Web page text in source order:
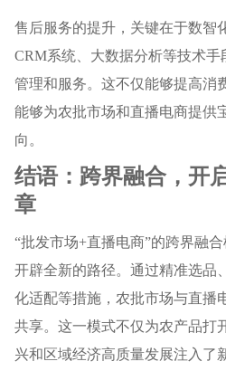
售后服务的提升，关键在于数智
CRM系统、大数据分析等技术
管理和服务。这不仅能够提高消
能够为农批市场和直播电商提供
向。
结语：跨界融合，开
章
“批发市场+直播电商”的跨界融
开辟全新的路径。通过精准选品
化适配等措施，农批市场与直播
共享。这一模式不仅为农产品打
兴和区域经济高质量发展注入了